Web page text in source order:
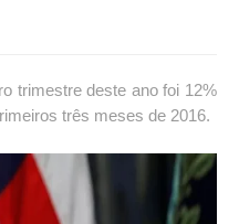
trimestre deste ano foi 12%
três meses de 2016.